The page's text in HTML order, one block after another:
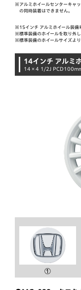
※アルミホイールセンターキャ
の同時装着はできません。
※15インチ アルミホイール装備
※標準装備のホイールを取り外し
※標準装備のホイールサイズよ
14インチ アルミ
14×4 1/2J
①